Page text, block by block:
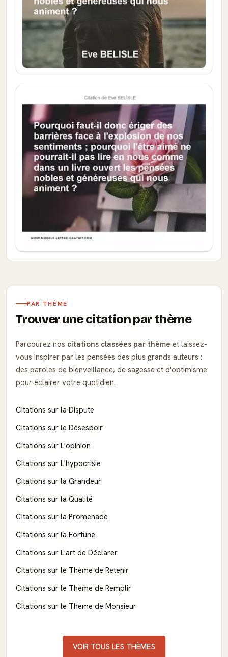
PAR THÈME
Trouver une citation par thème
Parcourez nos citations classées par thème et laissez-
vous inspirer par les pensées des plus grands auteurs :
des paroles de bienveillance, de sagesse et d'optimisme
pour éclairer votre quotidien.
Citations sur la Dispute
Citations sur le Désespoir
Citations sur L'opinion
Citations sur L'hypocrisie
Citations sur la Grandeur
Citations sur la Qualité
Citations sur la Promenade
Citations sur la Fortune
Citations sur L'art de Déclarer
Citations sur le Thème de Retenir
Citations sur le Thème de Remplir
Citations sur le Thème de Monsieur
VOIR TOUS LES THÈMES